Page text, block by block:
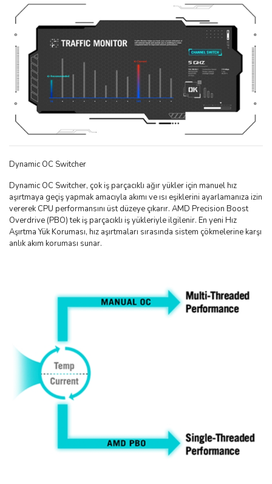
Dynamic OC Switcher
Dynamic OC Switcher, çok iş parçacıklı ağır yükler için manuel hız
aşırtmaya geçiş yapmak amacıyla akımı ve ısı eşiklerini ayarlamanıza izin
vererek CPU performansını üst düzeye çıkarır. AMD Precision Boost
Overdrive (PBO) tek iş parçacıklı iş yükleriyle ilgilenir. En yeni Hız
Aşırtma Yük Koruması, hız aşırtmaları sırasında sistem çökmelerine karşı
anlık akım koruması sunar.